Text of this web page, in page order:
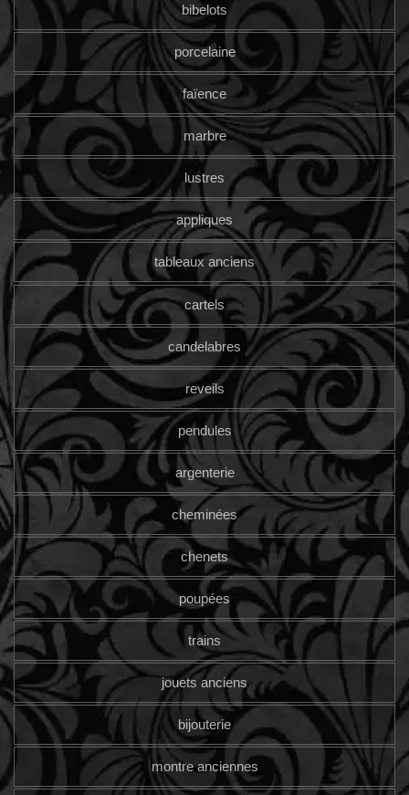
bibelots
porcelaine
faïence
marbre
lustres
appliques
tableaux anciens
cartels
candelabres
reveils
pendules
argenterie
cheminées
chenets
poupées
trains
jouets anciens
bijouterie
montre anciennes